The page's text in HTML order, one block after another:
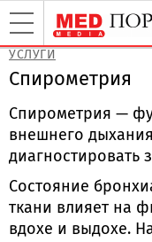
УСЛУГИ
Спирометрия
Спирометрия —
внешнего
диагностировать
Состояние
ткани влияет на
вдохе и выдохе.